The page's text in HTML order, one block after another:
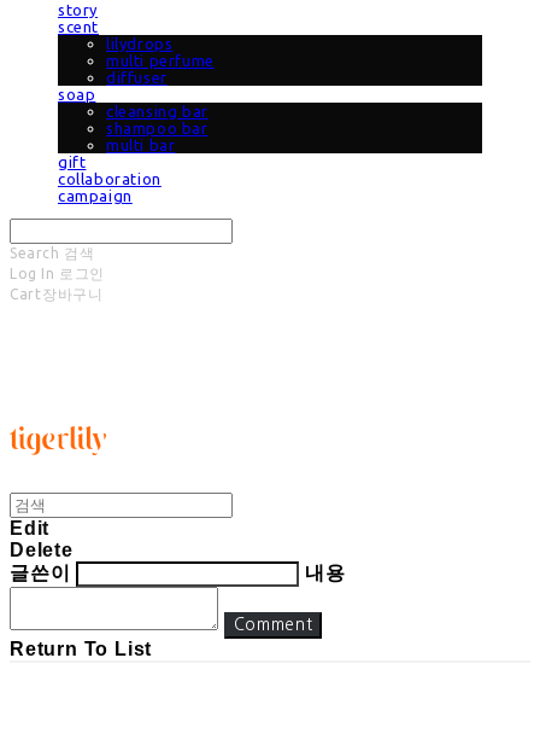
story
scent
lilydrops
multi perfume
diffuser
soap
cleansing bar
shampoo bar
multi bar
gift
collaboration
campaign
Search 검색
Log In 로그인
Cart 장바구니
Edit
Delete
글쓴이
내용
Comment
Return To List